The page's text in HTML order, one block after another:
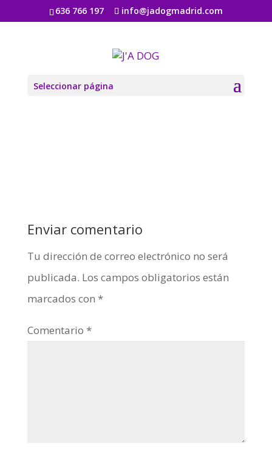
636 766 197 info@jadogmadrid.com
Seleccionar página
Enviar comentario
Tu dirección de correo electrónico no será
publicada. Los campos obligatorios están
marcados con *
Comentario *